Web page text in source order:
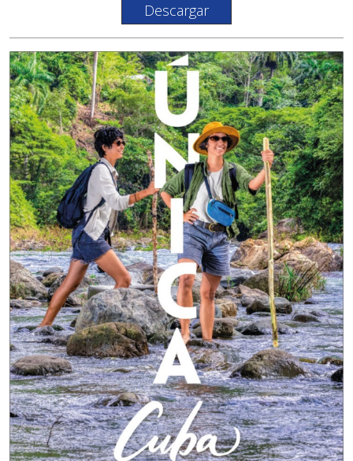
Descargar